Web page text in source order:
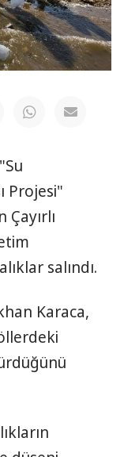
Projesi"
salındı.
Karaca,